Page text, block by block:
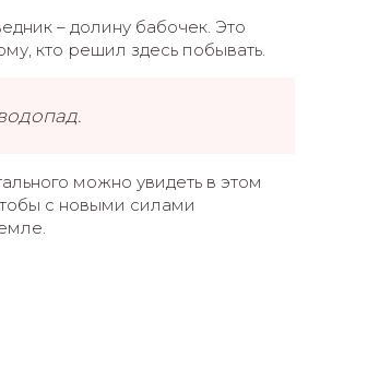
– долину бабочек. Это
кто решил здесь побывать.
можно увидеть в этом
с новыми силами